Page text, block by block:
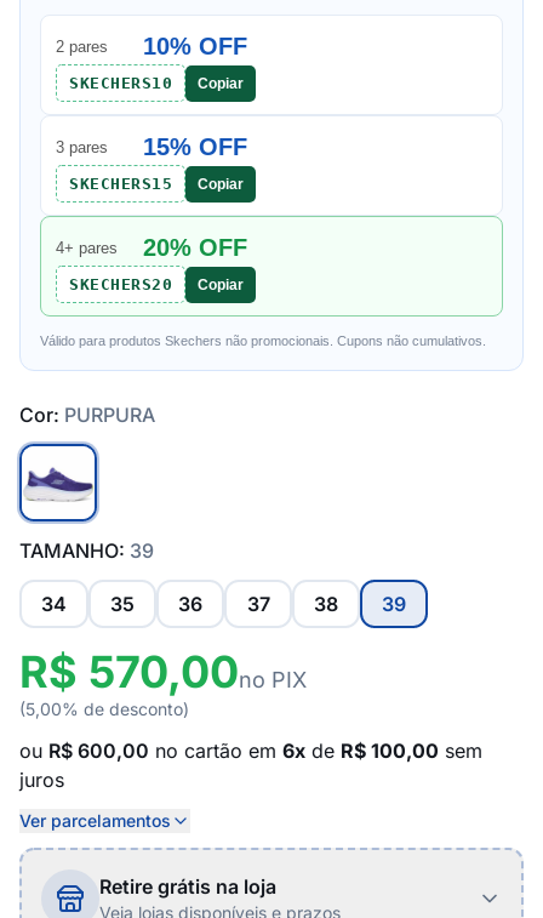
2 pares 10% OFF
SKECHERS10 Copiar
3 pares 15% OFF
SKECHERS15 Copiar
4+ pares 20% OFF
SKECHERS20 Copiar
Válido para produtos Skechers não promocionais. Cupons não cumulativos.
Cor: PURPURA
TAMANHO: 39
34 35 36 37 38 39
R$ 570,00no PIX
(5,00% de desconto)
ou R$ 600,00 no cartão em 6x de R$ 100,00 sem
juros
Ver parcelamentos
Retire grátis na loja
Veja lojas disponíveis e prazos